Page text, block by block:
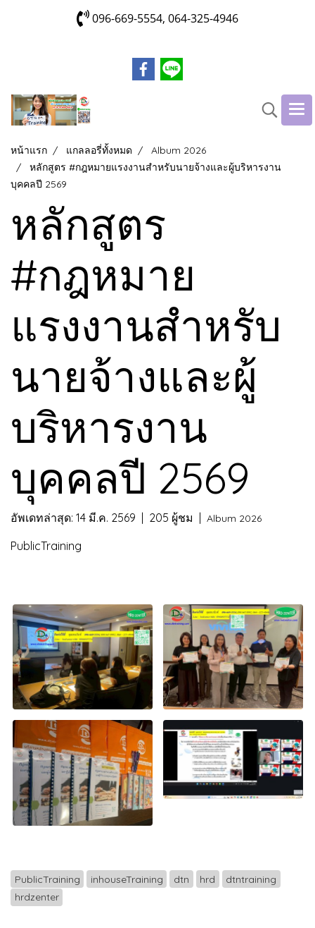
096-669-5554, 064-325-4946
หน้าแรก แกลลอรี่ทั้งหมด
Album 2026
หลักสูตร #กฎหมายแรงงานสำหรับนายจ้างและผู้บริหารงาน
บุคคลปี 2569
หลักสูตร
#กฎหมาย
แรงงานสำหรับ
นายจ้างและผู้
บริหารงาน
บุคคลปี 2569
อัพเดทล่าสุด: 14 มี.ค. 2569 205 ผู้ชม Album 2026
PublicTraining
PublicTraining inhouseTraining dtn hrd
dtntraining
hrdzenter